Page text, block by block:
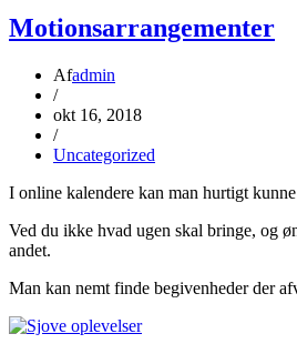
Motionsarrangementer
Afadmin
/
okt 16, 2018
/
Uncategorized
I online kalendere kan man hurtigt
Ved du ikke hvad ugen skal bringe, og
andet.
Man kan nemt finde begivenheder der